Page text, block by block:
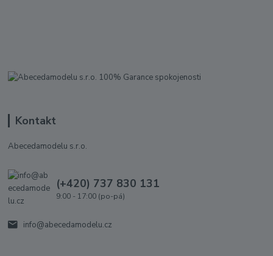
Kontakt
Abecedamodelu s.r.o.
(+420) 737 830 131
9:00 - 17:00 (po-pá)
info@abecedamodelu.cz